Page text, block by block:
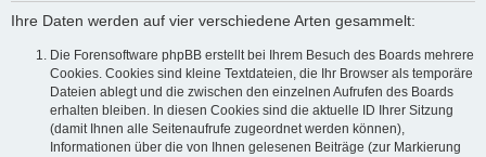
Ihre Daten werden auf vier verschiedene Arten gesammelt:
Die Forensoftware phpBB erstellt bei Ihrem Besuch des Boards mehrere
Cookies. Cookies sind kleine Textdateien, die Ihr Browser als temporäre
Dateien ablegt und die zwischen den einzelnen Aufrufen des Boards
erhalten bleiben. In diesen Cookies sind die aktuelle ID Ihrer Sitzung
(damit Ihnen alle Seitenaufrufe zugeordnet werden können),
Informationen über die von Ihnen gelesenen Beiträge (zur Markierung